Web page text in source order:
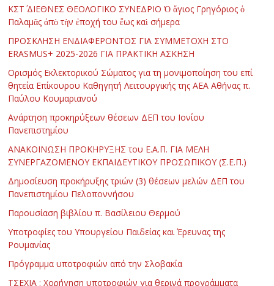
ΚΣΤ΄ ΔΙΕΘΝΕΣ ΘΕΟΛΟΓΙΚΟ ΣΥΝΕΔΡΙΟ Ὁ ἅγιος Γρηγόριος ὁ
Παλαμᾶς ἀπὸ τὴν ἐποχή του ἕως καὶ σήμερα
ΠΡΟΣΚΛΗΣΗ ΕΝΔΙΑΦΕΡΟΝΤΟΣ ΓΙΑ ΣΥΜΜΕΤΟΧΗ ΣΤΟ
ERASMUS+ 2025-2026 ΓΙΑ ΠΡΑΚΤΙΚΗ ΑΣΚΗΣΗ
Ορισμός Εκλεκτορικού Σώματος για τη μονιμοποίηση του επί
θητεία Επίκουρου Καθηγητή Λειτουργικής της ΑΕΑ Αθήνας π.
Παύλου Κουμαριανού
Ανάρτηση προκηρύξεων θέσεων ΔΕΠ του Ιονίου
Πανεπιστημίου
ΑΝΑΚΟΙΝΩΣΗ ΠΡΟΚΗΡΥΞΗΣ του Ε.Α.Π. ΓΙΑ ΜΕΛΗ
ΣΥΝΕΡΓΑΖΟΜΕΝΟΥ ΕΚΠΑΙΔΕΥΤΙΚΟΥ ΠΡΟΣΩΠΙΚΟΥ (Σ.Ε.Π.)
Δημοσίευση προκήρυξης τριών (3) θέσεων μελών ΔΕΠ του
Πανεπιστημίου Πελοποννήσου
Παρουσίαση βιβλίου π. Βασίλειου Θερμού
Υποτροφίες του Υπουργείου Παιδείας και Έρευνας της
Ρουμανίας
Πρόγραμμα υποτροφιών από την Σλοβακία
ΤΣΕΧΙΑ : Χορήγηση υποτροφιών για θερινά προγράμματα